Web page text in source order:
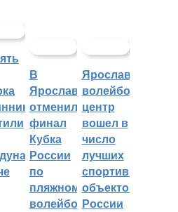
В
Ярославле
отменили
финал
Кубка
России
по
пляжному
волейболу
Ярославский
волейбольный
центр
вошел в
число
лучших
спортивных
объектов
России